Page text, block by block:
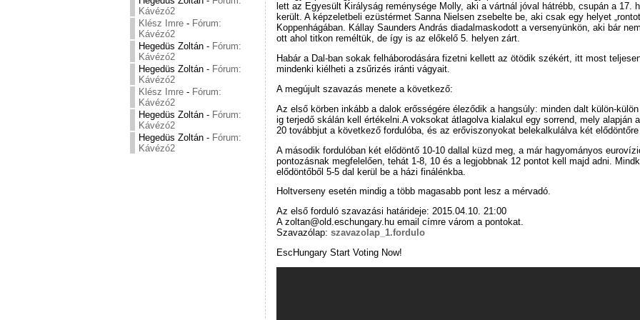
Kávézó2
Klész Imre - Fórum:
Kávézó2
Hegedüs Zoltán - Fórum:
Kávézó2
Hegedüs Zoltán - Fórum:
Kávézó2
Klész Imre - Fórum:
Kávézó2
Hegedüs Zoltán - Fórum:
Kávézó2
Hegedüs Zoltán - Fórum:
Kávézó2
lett az Egyesült Királyság reménysége Molly, aki a vártnál jóval hátrébb, csupán a 17.
került. A képzeletbeli ezüstérmet Sanna Nielsen zsebelte be, aki csak egy helyet
Koppenhágában. Kállay Saunders András diadalmaskodott a versenyünkön, aki bár
ott ahol titkon reméltük, de így is az előkelő 5. helyen zárt.
Habár a Dal-ban sokak felháborodására fizetni kellett az ötödik székért, itt most
mindenki kiélheti a zsűrizés iránti vágyait.
A megújult szavazás menete a következő:
Az első körben inkább a dalok erősségére éleződik a hangsúly: minden dalt külön-
ig terjedő skálán kell értékelni.A voksokat átlagolva kialakul egy sorrend, mely alapján
20 továbbjut a következő fordulóba, és az erőviszonyokat belekalkulálva két
A második fordulóban két elődöntő 10-10 dallal küzd meg, a már hagyományos
pontozásnak megfelelően, tehát 1-8, 10 és a legjobbnak 12 pontot kell majd adni.
elődöntőből 5-5 dal kerül be a házi finálénkba.
Holtverseny esetén mindig a több magasabb pont lesz a mérvadó.
Az első forduló szavazási határideje: 2015.04.10. 21:00
A zoltan@old.eschungary.hu email címre várom a pontokat.
Szavazólap: szavazolap_1.fordulo
EscHungary Start Voting Now!